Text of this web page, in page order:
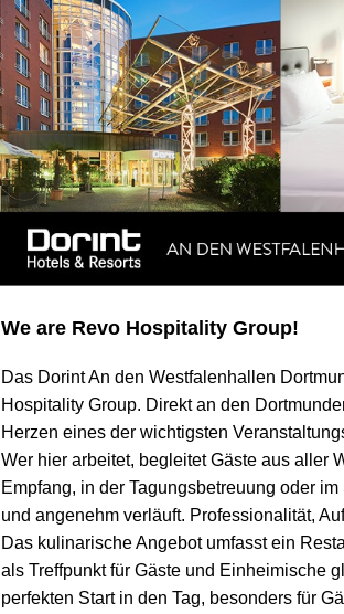
We are Revo Hospitality Group!
Das Dorint An den Westfalenhallen
Hospitality Group. Direkt an den
Herzen eines der wichtigsten
Wer hier arbeitet, begleitet Gäste aus aller
Empfang, in der Tagungsbetreuung oder
und angenehm verläuft. Professionalität,
Das kulinarische Angebot umfasst ein
als Treffpunkt für Gäste und Einheimische
perfekten Start in den Tag, besonders für